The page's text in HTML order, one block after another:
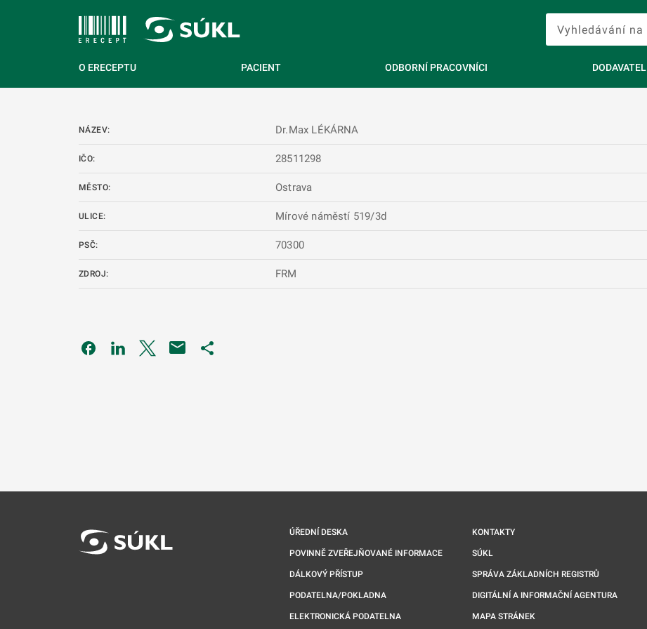
O ERECEPTU PACIENT ODBORNÍ PRACOVNÍCI DODAVATEL
NÁZEV: Dr.Max LÉKÁRNA
IČO: 28511298
MĚSTO: Ostrava
ULICE: Mírové náměstí 519/3d
PSČ: 70300
ZDROJ: FRM
Odkaz se otevře na nové kartě
Odkaz se otevře na nové kartě
Odkaz se otevře na nové kartě
ÚŘEDNÍ DESKA
POVINNĚ ZVEŘEJŇOVANÉ INFORMACE
DÁLKOVÝ PŘÍSTUP
PODATELNA/POKLADNA
ELEKTRONICKÁ PODATELNA
KONTAKTY
SÚKL
SPRÁVA ZÁKLADNÍCH REGISTRŮ
DIGITÁLNÍ A INFORMAČNÍ AGENTURA
MAPA STRÁNEK